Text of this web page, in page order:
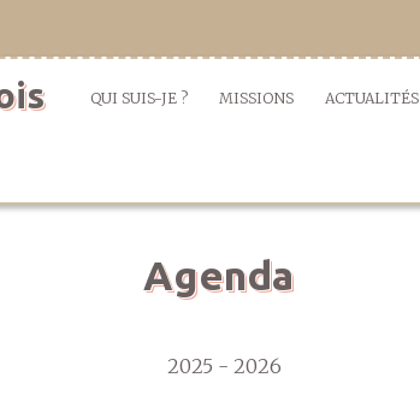
QUI SUIS-JE ? MISSIONS ACTUALITÉS
Agenda
2025 - 2026